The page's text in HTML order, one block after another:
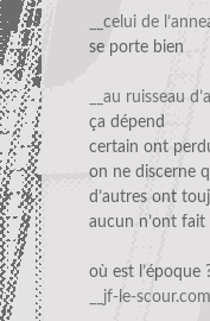
__celui de
se porte bien
__au ruisseau
ça dépend
certain ont
on ne discerne
d’autres ont
aucun n’ont
où est l’époque
__jf-le-scour.com